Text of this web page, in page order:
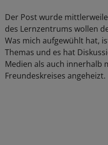
Der Post wurde
des Lernzentrums wollen
Was mich aufgewühlt hat,
Themas und es hat
Medien als auch innerhalb
Freundeskreises angeheizt.